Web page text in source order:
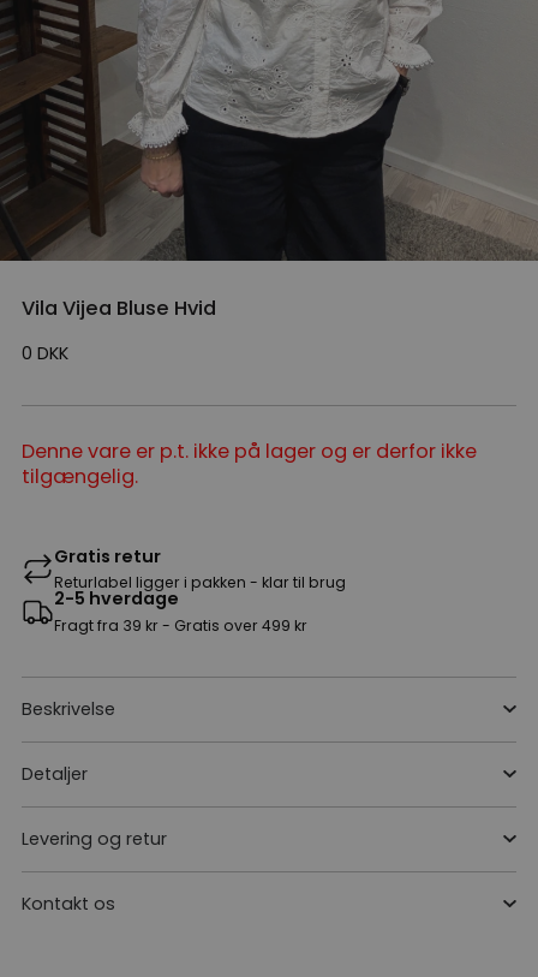
Vila Vijea Bluse Hvid
0 DKK
Denne vare er p.t. ikke på lager og er derfor ikke
tilgængelig.
Gratis retur
Returlabel ligger i pakken - klar til brug
2-5 hverdage
Fragt fra 39 kr - Gratis over 499 kr
Beskrivelse
Detaljer
Levering og retur
Kontakt os